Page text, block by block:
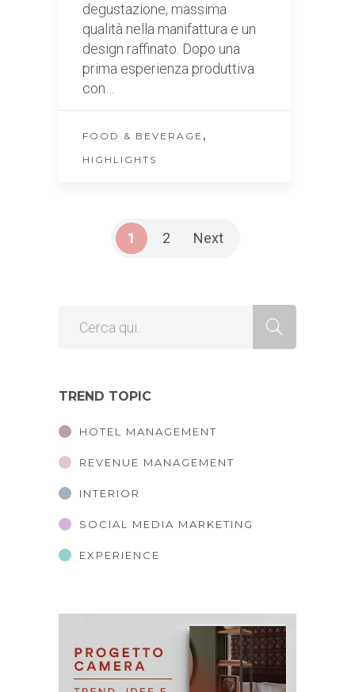
degustazione, massima
qualità nella manifattura e un
design raffinato. Dopo una
prima esperienza produttiva
con…
FOOD & BEVERAGE ,
HIGHLIGHTS
1 2 Next
TREND TOPIC
HOTEL MANAGEMENT
REVENUE MANAGEMENT
INTERIOR
SOCIAL MEDIA MARKETING
EXPERIENCE